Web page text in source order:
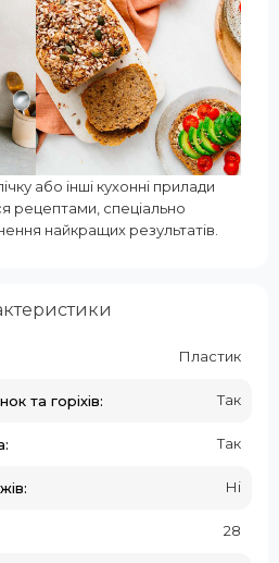
або інші кухонні прилади
рецептами, спеціально
найкращих результатів.
Пластик
та горіхів: Так
Так
Ні
28